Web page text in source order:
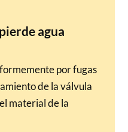
agua
por fugas
de la válvula
material de la